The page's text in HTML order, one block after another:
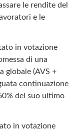
le rendite del
e le
in votazione
di una
globale (AVS +
continuazione
del suo ultimo
in votazione